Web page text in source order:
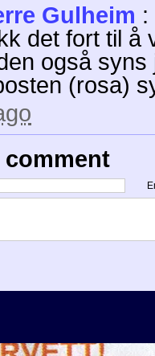
Gulheim :
det fort til
også
(rosa)
comment